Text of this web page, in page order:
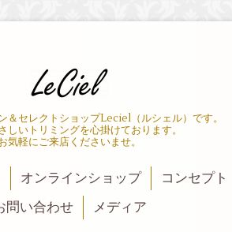
＆セレクトショップLeciel（ルシェル）です。
しいトリミングを心掛けております。
気軽にご来店くださいませ。
オンラインショップ コンセプト
問い合わせ
メディア